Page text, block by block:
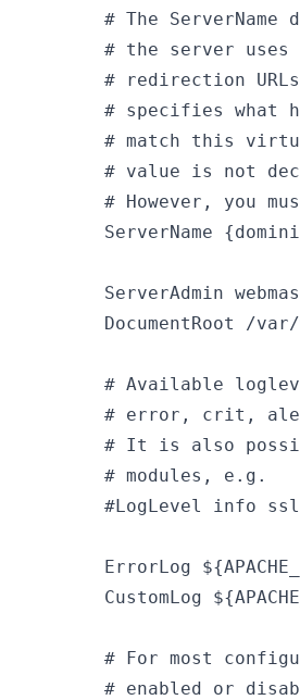
# The ServerName
# the server uses
# redirection
# specifies what
# match this
# value is not
# However, you
ServerName
ServerAdmin
DocumentRoot /
# Available
# error, crit,
# It is also
        # modules, e.g.
#LogLevel info
ErrorLog
CustomLog
# For most
# enabled or